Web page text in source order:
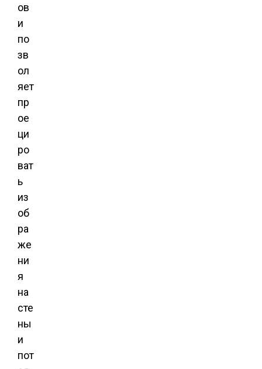
ов
и
по
зв
ол
яет
пр
ое
ци
ро
ват
ь
из
об
ра
же
ни
я
на
сте
ны
и
пот